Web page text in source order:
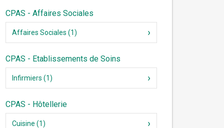
CPAS - Affaires Sociales
Affaires Sociales (1)
CPAS - Etablissements de Soins
Infirmiers (1)
CPAS - Hôtellerie
Cuisine (1)